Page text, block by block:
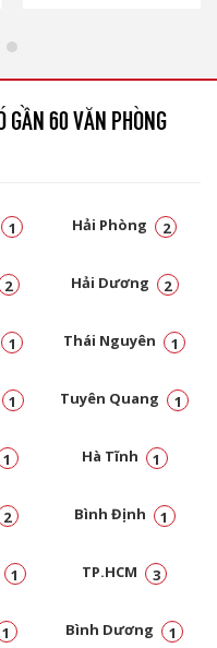
GẦN 60 VĂN PHÒNG
1 Hải Phòng 2
2 Hải Dương 2
1 Thái Nguyên 1
1 Tuyên Quang 1
1 Hà Tĩnh 1
2 Bình Định 1
1 TP.HCM 3
1 Bình Dương 1